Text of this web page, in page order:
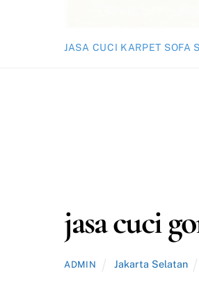
JASA CUCI KARPET SOFA
jasa cuci
ADMIN Jakarta Selatan